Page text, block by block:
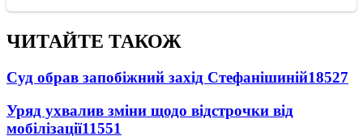
ЧИТАЙТЕ ТАКОЖ
Суд обрав запобіжний захід Стефанішиній18527
Уряд ухвалив зміни щодо відстрочки від
мобілізації11551